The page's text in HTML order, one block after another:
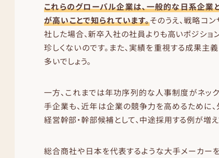
これらのグローバル企業は、一般的な日系企業
が高いことで知られています。そのうえ、戦略コ
社した場合、新卒入社の社員よりも高いポジショ
珍しくないのです。また、実績を重視する成果主
多いでしょう。
一方、これまでは年功序列的な人事制度がネッ
手企業も、近年は企業の競争力を高めるために
経営幹部・幹部候補として、中途採用する例が増え
総合商社や日本を代表するような大手メーカー